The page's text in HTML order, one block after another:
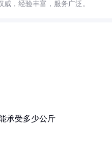
，经验丰富，服务广泛。
承受多少公斤